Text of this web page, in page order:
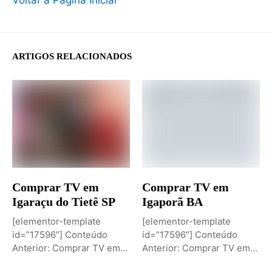
ARTIGOS RELACIONADOS
Comprar TV em
Igaraçu do Tietê SP
[elementor-template
id=”17596″] Conteúdo
Anterior: Comprar TV em
Comprar TV em
Igaporã BA
[elementor-template
id=”17596″] Conteúdo
Anterior: Comprar TV em